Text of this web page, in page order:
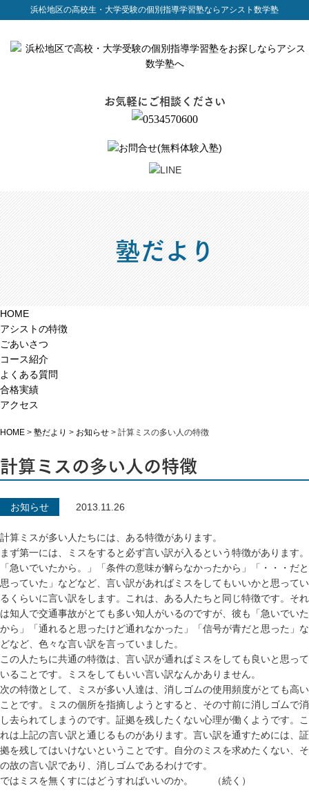
浜松地区の高校生・大学受験の個別指導学習塾ならアシスト数学塾
お気軽にご相談ください
塾だより
HOME
アシストの特徴
ごあいさつ
コース紹介
よくある質問
合格実績
アクセス
HOME > 塾だより > お知らせ > 計算ミスの多い人の特徴
計算ミスの多い人の特徴
お知らせ 2013.11.26
計算ミスが多い人たちには、ある特徴があります。
まず第一には、ミスをすると必ず言い訳が入るという特徴があります。
「急いでいたから。」「条件の意味が解らなかったから」「・・・だと
思っていた」などなど、言い訳があればミスをしてもいいかと思ってい
るくらいに言い訳をします。これは、ある人たちと同じ特徴です。それ
は知人で交通事故がとても多い知人がいるのですが、彼も「急いでいた
から」「通れると思ったけど通れなかった」「信号が青だと思った」な
どなど、色々な言い訳を言っていました。
この人たちに共通の特徴は、言い訳が通ればミスをしても良いと思って
いることです。ミスをしてもいい言い訳なんかありません。
次の特徴として、ミスが多い人達は、消しゴムの使用頻度がとても高い
ことです。ミスの個所を指摘しようとすると、その寸前に消しゴムで消
し去られてしまうのです。証拠を残したくない心理が働くようです。こ
れは上記の言い訳と通じるものがあります。言い訳を通すためには、証
拠を残してはいけないということです。自分のミスを求めたくない、そ
の故の言い訳であり、消しゴムであるわけです。
ではミスを無くすにはどうすればいいのか。 （続く）